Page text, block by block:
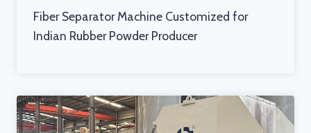
Fiber Separator Machine Customized for
Indian Rubber Powder Producer